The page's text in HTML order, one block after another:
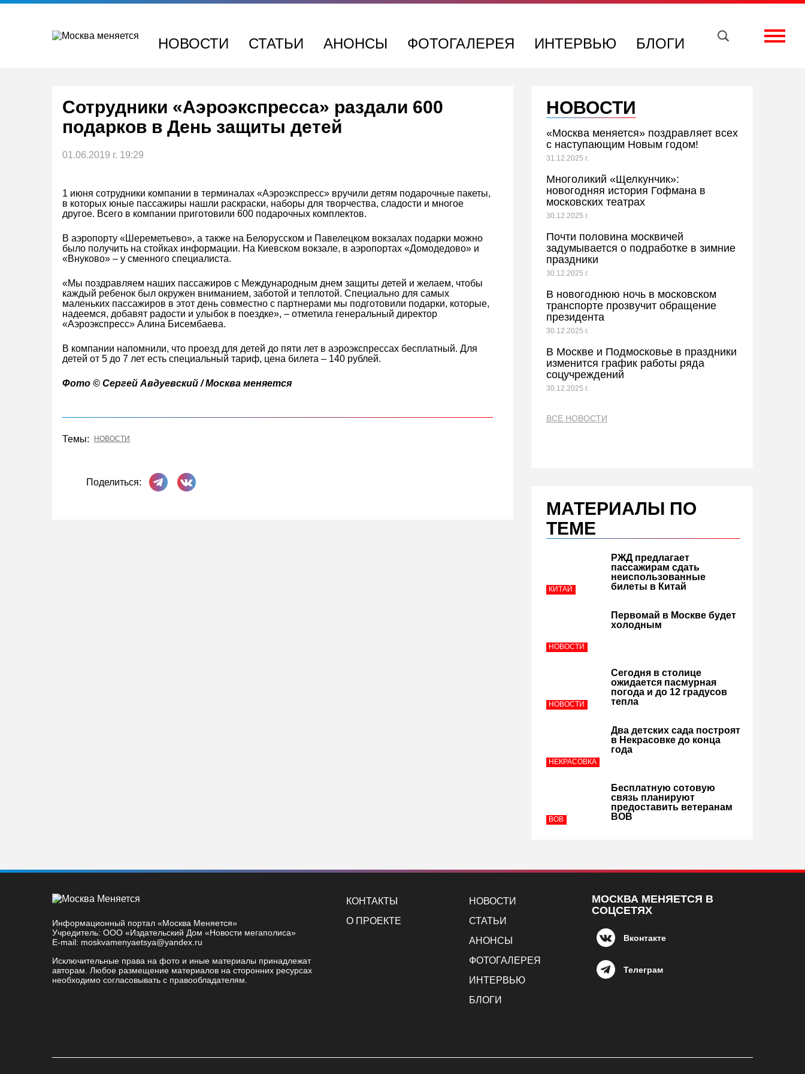
Перейти
НОВОСТИ СТАТЬИ АНОНСЫ ФОТОГАЛЕРЕЯ ИНТЕРВЬЮ БЛОГИ
Сотрудники «Аэроэкспресса» раздали 600
подарков в День защиты детей
01.06.2019 г. 19:29
1 июня сотрудники компании в терминалах «Аэроэкспресс» вручили детям подарочные пакеты,
в которых юные пассажиры нашли раскраски, наборы для творчества, сладости и многое
другое. Всего в компании приготовили 600 подарочных комплектов.
В аэропорту «Шереметьево», а также на Белорусском и Павелецком вокзалах подарки можно
было получить на стойках информации. На Киевском вокзале, в аэропортах «Домодедово» и
«Внуково» – у сменного специалиста.
«Мы поздравляем наших пассажиров с Международным днем защиты детей и желаем, чтобы
каждый ребенок был окружен вниманием, заботой и теплотой. Специально для самых
маленьких пассажиров в этот день совместно с партнерами мы подготовили подарки, которые,
надеемся, добавят радости и улыбок в поездке», – отметила генеральный директор
«Аэроэкспресс» Алина Бисембаева.
В компании напомнили, что проезд для детей до пяти лет в аэроэкспрессах бесплатный. Для
детей от 5 до 7 лет есть специальный тариф, цена билета – 140 рублей.
Фото © Cергей Авдуевский / Москва меняется
Темы: НОВОСТИ
Поделиться:
Поделиться в Телеграме
Поделиться ВКонтакте
НОВОСТИ
«Москва меняется» поздравляет всех
с наступающим Новым годом!
31.12.2025 г.
Многоликий «Щелкунчик»:
новогодняя история Гофмана в
московских театрах
30.12.2025 г.
Почти половина москвичей
задумывается о подработке в зимние
праздники
30.12.2025 г.
В новогоднюю ночь в московском
транспорте прозвучит обращение
президента
30.12.2025 г.
В Москве и Подмосковье в праздники
изменится график работы ряда
соцучреждений
30.12.2025 г.
ВСЕ НОВОСТИ
МАТЕРИАЛЫ ПО
ТЕМЕ
КИТАЙ
РЖД предлагает
пассажирам сдать
неиспользованные
билеты в Китай
НОВОСТИ
Первомай в Москве будет
холодным
НОВОСТИ
Сегодня в столице
ожидается пасмурная
погода и до 12 градусов
тепла
НЕКРАСОВКА
Два детских сада построят
в Некрасовке до конца
года
ВОВ
Бесплатную сотовую
связь планируют
предоставить ветеранам
ВОВ
Информационный портал «Москва Меняется»
Учредитель: ООО «Издательский Дом «Новости мегаполиса»
E-mail: moskvamenyaetsya@yandex.ru
Исключительные права на фото и иные материалы принадлежат
авторам. Любое размещение материалов на сторонних ресурсах
необходимо согласовывать с правообладателям.
КОНТАКТЫ
О ПРОЕКТЕ
НОВОСТИ
СТАТЬИ
АНОНСЫ
ФОТОГАЛЕРЕЯ
ИНТЕРВЬЮ
БЛОГИ
МОСКВА МЕНЯЕТСЯ В
СОЦСЕТЯХ
Вконтакте
Телеграм